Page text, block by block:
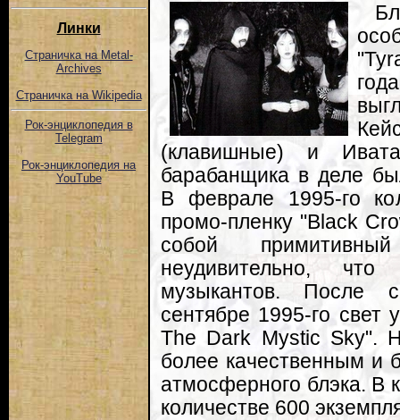
Линки
Страничка на Metal-
Archives
Страничка на Wikipedia
Рок-энциклопедия в
Telegram
Рок-энциклопедия на
YouTube
(клавишные) и
барабанщика в деле
В феврале 1995-го
промо-пленку "Black
собой
неудивительно,
музыкантов. После
сентябре 1995-го свет
The Dark Mystic Sky".
более качественным и
атмосферного блэка. В
количестве 600